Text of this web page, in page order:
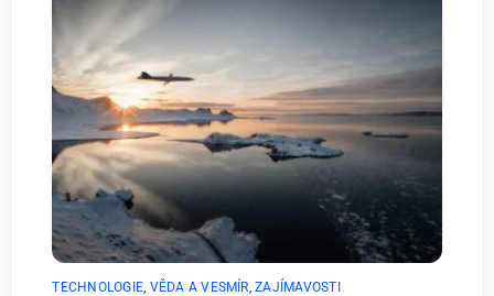
TECHNOLOGIE VĚDA A VESMÍR ,ZAJÍMAVOSTI